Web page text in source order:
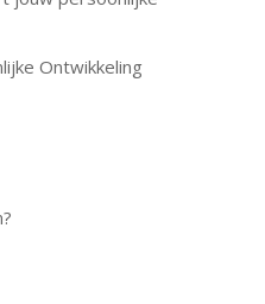
Ontwikkeling